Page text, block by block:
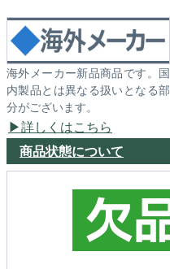
海外メーカー新品商品です。国
内製品とは異なる扱いとなる部
分がございます。
詳しくはこちら
商品状態について